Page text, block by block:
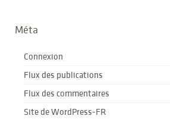
Méta
Connexion
Flux des publications
Flux des commentaires
Site de WordPress-FR